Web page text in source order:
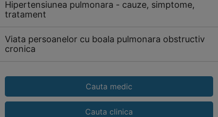
Hipertensiunea pulmonara - cauze, simptome,
tratament
Viata persoanelor cu boala pulmonara obstructiv
cronica
Cauta medic
Cauta clinica